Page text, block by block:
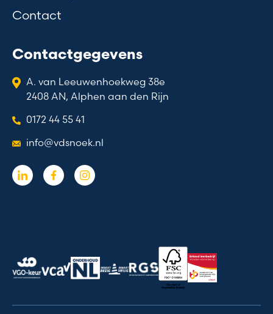
Contact
Contactgegevens
A. van Leeuwenhoekweg 38e
2408 AN, Alphen aan den Rijn
0172 44 55 41
info@vdsnoek.nl